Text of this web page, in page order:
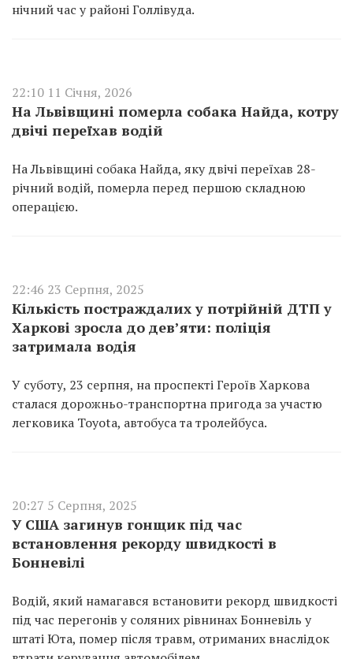
нічний час у районі Голлівуда.
22:10 11 Січня, 2026
На Львівщині померла собака Найда, котру
двічі переїхав водій
На Львівщині собака Найда, яку двічі переїхав 28-
річний водій, померла перед першою складною
операцією.
22:46 23 Серпня, 2025
Кількість постраждалих у потрійній ДТП у
Харкові зросла до дев’яти: поліція
затримала водія
У суботу, 23 серпня, на проспекті Героїв Харкова
сталася дорожньо-транспортна пригода за участю
легковика Toyota, автобуса та тролейбуса.
20:27 5 Серпня, 2025
У США загинув гонщик під час
встановлення рекорду швидкості в
Бонневілі
Водій, який намагався встановити рекорд швидкості
під час перегонів у соляних рівнинах Бонневіль у
штаті Юта, помер після травм, отриманих внаслідок